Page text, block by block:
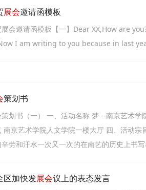
展会邀请函模板
展会邀请函模板【一】Dear XX,How are
I am writing to you because in last
策划书
策划书（一） 一、活动名称 梦 --南京艺术
南京艺术学院人文学院一楼大厅 四、活动宗
劳和汗水一次又一次的在南艺的历史上书
区加快发展会议上的表态发言